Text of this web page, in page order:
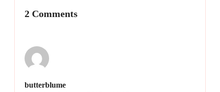
2 Comments
butterblume